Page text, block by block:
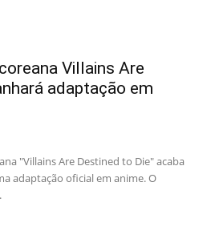
Villains Are
adaptação em
"Villains Are Destined to Die" acaba
adaptação oficial em anime. O